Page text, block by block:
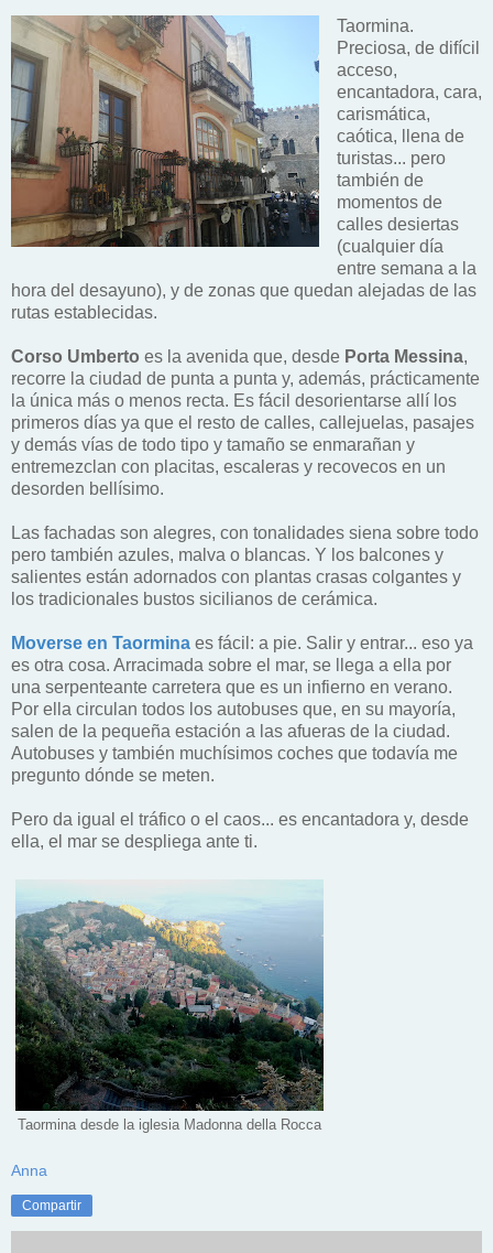
Taormina.
Preciosa, de difícil
acceso,
encantadora, cara,
carismática,
caótica, llena de
turistas... pero
también de
momentos de
calles desiertas
(cualquier día
entre semana a la
hora del desayuno), y de zonas que quedan alejadas de las
rutas establecidas.
Corso Umberto es la avenida que, desde Porta Messina,
recorre la ciudad de punta a punta y, además, prácticamente
la única más o menos recta. Es fácil desorientarse allí los
primeros días ya que el resto de calles, callejuelas, pasajes
y demás vías de todo tipo y tamaño se enmarañan y
entremezclan con placitas, escaleras y recovecos en un
desorden bellísimo.
Las fachadas son alegres, con tonalidades siena sobre todo
pero también azules, malva o blancas. Y los balcones y
salientes están adornados con plantas crasas colgantes y
los tradicionales bustos sicilianos de cerámica.
Moverse en Taormina es fácil: a pie. Salir y entrar... eso ya
es otra cosa. Arracimada sobre el mar, se llega a ella por
una serpenteante carretera que es un infierno en verano.
Por ella circulan todos los autobuses que, en su mayoría,
salen de la pequeña estación a las afueras de la ciudad.
Autobuses y también muchísimos coches que todavía me
pregunto dónde se meten.
Pero da igual el tráfico o el caos... es encantadora y, desde
ella, el mar se despliega ante ti.
Taormina desde la iglesia Madonna della Rocca
Anna
Compartir